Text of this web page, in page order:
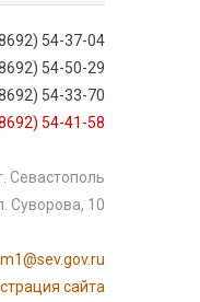
54-37-04
54-50-29
54-33-70
54-41-58
Севастополь
Суворова, 10
сайта